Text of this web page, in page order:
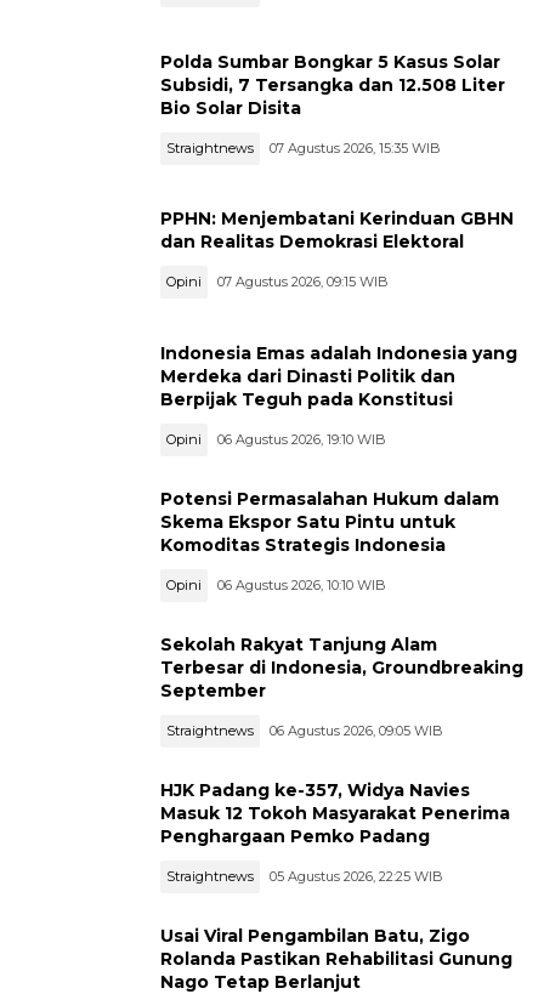
Polda Sumbar Bongkar 5 Kasus Solar
Subsidi, 7 Tersangka dan 12.508 Liter
Bio Solar Disita
Straightnews 07 Agustus 2026, 15:35 WIB
PPHN: Menjembatani Kerinduan GBHN
dan Realitas Demokrasi Elektoral
Opini 07 Agustus 2026, 09:15 WIB
Indonesia Emas adalah Indonesia yang
Merdeka dari Dinasti Politik dan
Berpijak Teguh pada Konstitusi
Opini 06 Agustus 2026, 19:10 WIB
Potensi Permasalahan Hukum dalam
Skema Ekspor Satu Pintu untuk
Komoditas Strategis Indonesia
Opini 06 Agustus 2026, 10:10 WIB
Sekolah Rakyat Tanjung Alam
Terbesar di Indonesia, Groundbreaking
September
Straightnews 06 Agustus 2026, 09:05 WIB
HJK Padang ke-357, Widya Navies
Masuk 12 Tokoh Masyarakat Penerima
Penghargaan Pemko Padang
Straightnews 05 Agustus 2026, 22:25 WIB
Usai Viral Pengambilan Batu, Zigo
Rolanda Pastikan Rehabilitasi Gunung
Nago Tetap Berlanjut